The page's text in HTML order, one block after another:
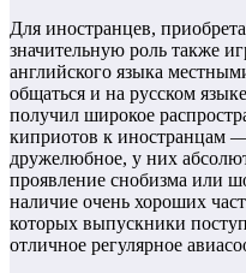
Для иностранцев,
значительную роль также
английского языка
общаться и на русском
получил широкое
киприотов к иностранцам
дружелюбное, у них
проявление снобизма или
наличие очень хороших
которых выпускники
отличное регулярное